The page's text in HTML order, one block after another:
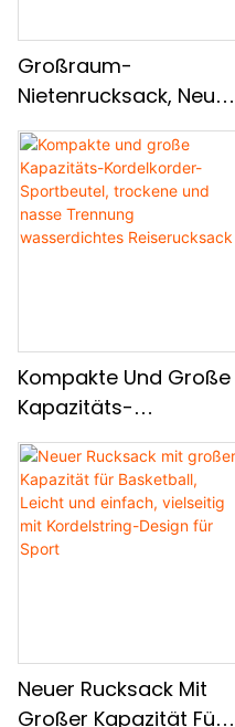
Großraum-
Nietenrucksack, Neue
Trendige
Kettentasche,
Vielseitige High-End-
Umhängetasche
Kompakte Und Große
Kapazitäts-
Kordelkorder-
Sportbeutel, Trockene
Und Nasse Trennung
Wasserdichtes
Reiserucksack
Neuer Rucksack Mit
Großer Kapazität Für